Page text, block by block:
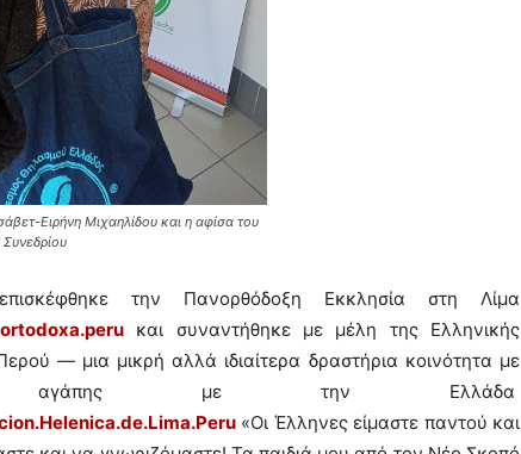
Ειρήνη Μιχαηλίδου και η αφίσα του
την Πανoρθόδοξη Εκκλησία στη Λίμα
και συναντήθηκε με μέλη της Ελληνικής
— μια μικρή αλλά ιδιαίτερα δραστήρια κοινότητα με
αγάπης με την Ελλάδα
«Οι Έλληνες είμαστε παντού και